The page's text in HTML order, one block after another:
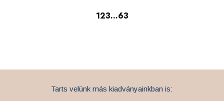
123…63
Tarts velünk más kiadványainkban is: